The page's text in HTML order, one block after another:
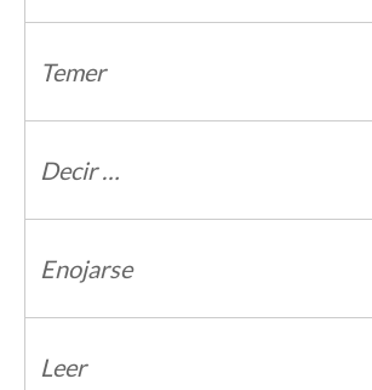
Temer
Decir …
Enojarse
Leer